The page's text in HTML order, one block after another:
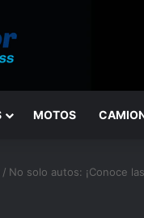
MOTOS
/ No solo autos: ¡Conoce